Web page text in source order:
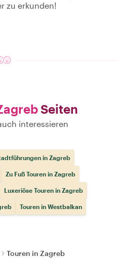
zu erkunden!
Seiten
interessieren
in Zagreb
Zu Fuß Touren in Zagreb
Luxeriöse Touren in Zagreb
Touren in Westbalkan
Touren in Zagreb